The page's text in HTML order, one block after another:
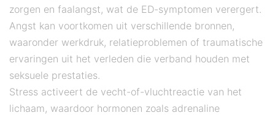
zorgen en faalangst, wat de ED-symptomen verergert.
Angst kan voortkomen uit verschillende bronnen,
waaronder werkdruk, relatieproblemen of traumatische
ervaringen uit het verleden die verband houden met
seksuele prestaties.
Stress activeert de vecht-of-vluchtreactie van het
lichaam, waardoor hormonen zoals adrenaline